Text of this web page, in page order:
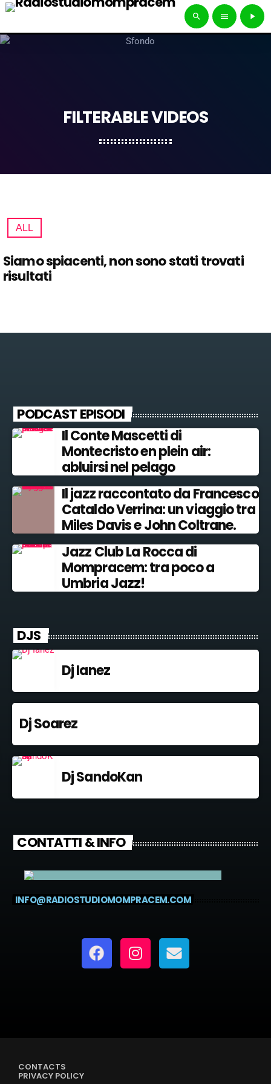
search menu play_arrow
FILTERABLE VIDEOS
ALL
Siamo spiacenti, non sono stati trovati
risultati
PODCAST EPISODI
Il Conte Mascetti di
Montecristo en plein air:
abluirsi nel pelago
Il jazz raccontato da Francesco
Cataldo Verrina: un viaggio tra
Miles Davis e John Coltrane.
Jazz Club La Rocca di
Mompracem: tra poco a
Umbria Jazz!
DJS
Dj Ianez
Dj Soarez
Dj SandoKan
CONTATTI & INFO
INFO@RADIOSTUDIOMOMPRACEM.COM
CONTACTS
PRIVACY POLICY